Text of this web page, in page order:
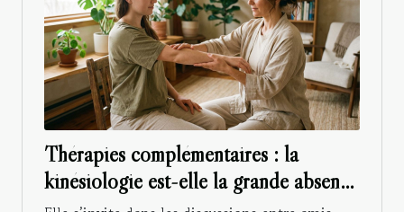
Thérapies complémentaires : la
kinésiologie est-elle la grande absente